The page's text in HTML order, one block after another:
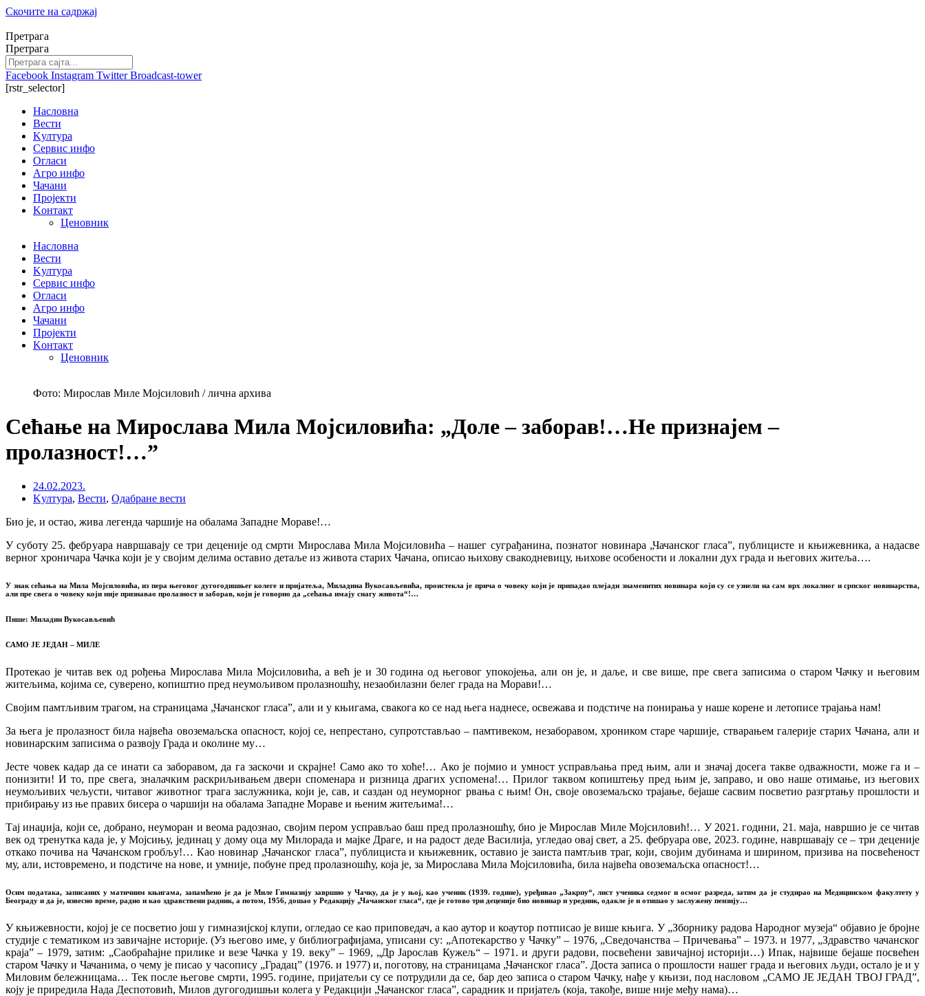
Скочите на садржај
Претрага
Претрага
Facebook Instagram Twitter Broadcast-tower
[rstr_selector]
Насловна
Вести
Kултура
Сервис инфо
Огласи
Агро инфо
Чачани
Пројекти
Kонтакт
Ценовник
Насловна
Вести
Kултура
Сервис инфо
Огласи
Агро инфо
Чачани
Пројекти
Kонтакт
Ценовник
Фото: Мирослав Миле Мојсиловић / лична архива
Сећање на Мирослава Мила Мојсиловића: „Доле – заборав!…Не признајем –
пролазност!…”
24.02.2023.
Kултура, Вести, Одабране вести
Био је, и остао, жива легенда чаршије на обалама Западне Мораве!…
У суботу 25. фебруара навршавају се три деценије од смрти Мирослава Мила Мојсиловића – нашег суграђанина, познатог новинара „Чачанског гласа”, публицисте и књижевника, а надасве
верног хроничара Чачка који је у својим делима оставио детаље из живота старих Чачана, описао њихову свакодневицу, њихове особености и локални дух града и његових житеља….
У знак сећања на Мила Мојсиловића, из пера његовог дугогодишњег колеге и пријатеља, Миладина Вукосављевића, проистекла је прича о човеку који је припадао плејади знаменитих новинара који су се узнели на сам врх локалног и српског новинарства,
али пре свега о човеку који није признавао пролазност и заборав, који је говорио да „сећања имају снагу живота“!…
Пише: Миладин Вукосављевић
САМО ЈЕ ЈЕДАН – МИЛЕ
Протекао је читав век од рођења Мирослава Мила Мојсиловића, а већ је и 30 година од његовог упокојења, али он је, и даље, и све више, пре свега записима о старом Чачку и његовим
житељима, којима се, суверено, копиштио пред неумољивом пролазношћу, незаобилазни белег града на Морави!…
Својим памтљивим трагом, на страницама „Чачанског гласа”, али и у књигама, свакога ко се над њега наднесе, освежава и подстиче на понирања у наше корене и летописе трајања нам!
За њега је пролазност била највећа овоземаљска опасност, којој се, непрестано, супротстављао – памтивеком, незаборавом, хроником старе чаршије, стварањем галерије старих Чачана, али и
новинарским записима о развоју Града и околине му…
Јесте човек кадар да се инати са заборавом, да га заскочи и скрајне! Само ако то хоће!… Ако је појмио и умност усправљања пред њим, али и значај досега такве одважности, може га и –
понизити! И то, пре свега, зналачким раскриљивањем двери споменара и ризница драгих успомена!… Прилог таквом копиштењу пред њим је, заправо, и ово наше отимање, из његових
неумољивих чељусти, читавог животног трага заслужника, који је, сав, и саздан од неуморног рвања с њим! Он, своје овоземаљско трајање, бејаше сасвим посветио разгртању прошлости и
прибирању из ње правих бисера о чаршији на обалама Западне Мораве и њеним житељима!…
Тај инаџија, који се, добрано, неуморан и веома радознао, својим пером усправљао баш пред пролазношћу, био је Мирослав Миле Мојсиловић!… У 2021. години, 21. маја, навршио је се читав
век од тренутка када је, у Мојсињу, јединац у дому оца му Милорада и мајке Драге, и на радост деде Василија, угледао овај свет, а 25. фебруара ове, 2023. године, навршавају се – три деценије
откако почива на Чачанском гробљу!… Као новинар „Чачанског гласа”, публициста и књижевник, оставио је заиста памтљив траг, који, својим дубинама и ширином, призива на посвећеност
му, али, истовремено, и подстиче на нове, и умније, побуне пред пролазношћу, која је, за Мирослава Мила Мојсиловића, била највећа овоземаљска опасност!…
Осим података, записаних у матичним књигама, запамћено је да је Миле Гимназију завршио у Чачку, да је у њој, као ученик (1939. године), уређивао „Закрпу“, лист ученика седмог и осмог разреда, затим да је студирао на Медицинском факултету у
Београду и да је, извесно време, радио и као здравствени радник, а потом, 1956, дошао у Редакцију „Чачанског гласа“, где је готово три деценије био новинар и уредник, одакле је и отишао у заслужену пензију…
У књижевности, којој је се посветио још у гимназијској клупи, огледао се као приповедач, а као аутор и коаутор потписао је више књига. У „Зборнику радова Народног музеја“ објавио је бројне
студије с тематиком из завичајне историје. (Уз његово име, у библиографијама, уписани су: „Апотекарство у Чачку” – 1976, „Сведочанства – Причевања” – 1973. и 1977, „Здравство чачанског
краја” – 1979, затим: „Саобраћајне прилике и везе Чачка у 19. веку” – 1969, „Др Јарослав Кужељ“ – 1971. и други радови, посвећени завичајној историји…) Ипак, највише бејаше посвећен
старом Чачку и Чачанима, о чему је писао у часопису „Градац” (1976. и 1977) и, поготову, на страницама „Чачанског гласа”. Доста записа о прошлости нашег града и његових људи, остало је и у
Миловим бележницама… Тек после његове смрти, 1995. године, пријатељи су се потрудили да се, бар део записа о старом Чачку, нађе у књизи, под насловом „САМО ЈЕ ЈЕДАН ТВОЈ ГРАД”,
коју је приредила Нада Деспотовић, Милов дугогодишњи колега у Редакцији „Чачанског гласа”, сарадник и пријатељ (која, такође, више није међу нама)…